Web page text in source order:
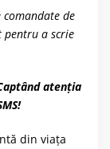
de
pentru a scrie
atenția
din viața